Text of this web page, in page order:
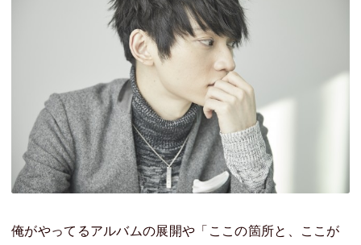
俺がやってるアルバムの展開や「ここの箇所と、ここが